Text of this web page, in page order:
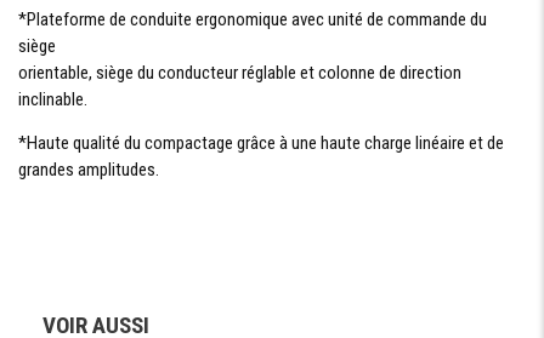
CABINE
ÉCRAN
TACTILE LCD
CAMÉRA DE
*Plateforme de conduite ergonomique avec unité de commande du
siège
orientable, siège du conducteur réglable et colonne de direction
inclinable.
*Haute qualité du compactage grâce à une haute charge linéaire et de
grandes amplitudes.
VOIR AUSSI